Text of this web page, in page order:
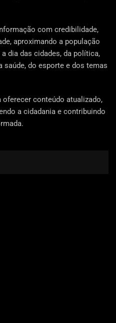
com credibilidade,
aproximando a população
dia das cidades, da política,
saúde, do esporte e dos temas
conteúdo atualizado,
a cidadania e contribuindo